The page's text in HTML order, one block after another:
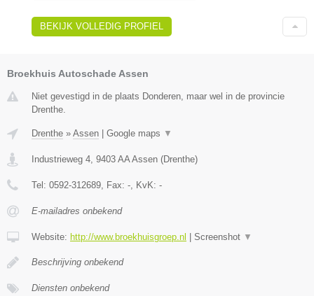
BEKIJK VOLLEDIG PROFIEL
Broekhuis Autoschade Assen
Niet gevestigd in de plaats Donderen, maar wel in de provincie
Drenthe.
Drenthe » Assen | Google maps ▼
Industrieweg 4 9403 AA Assen (Drenthe)
Tel: 0592-312689 , Fax: - , KvK: -
E-mailadres onbekend
Website: http://www.broekhuisgroep.nl | Screenshot ▼
Beschrijving onbekend
Diensten onbekend